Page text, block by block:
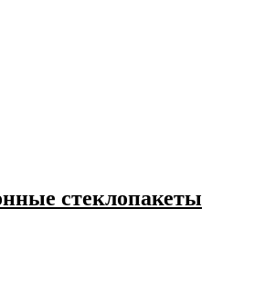
стеклопакеты